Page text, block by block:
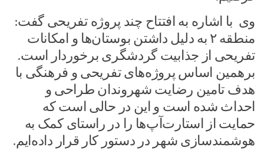
وی با اشاره به افتتاح چند پروژه تفریحی گفت:
منطقه ۲ به دلیل داشتن بوستان‌ها و امکانات
تفریحی از جذابیت گردشگری برخوردار است.
برهمین اساس پروژه‌های تفریحی و فرهنگی با
هدف تامین رضایت شهروندان طراحی و
احداث شده است و این در حالی است که
حمایت از استارت‌آپ‌ها را در راستای کمک به
هوشمندسازی شهر در دستور کار قرار داده‌ایم.